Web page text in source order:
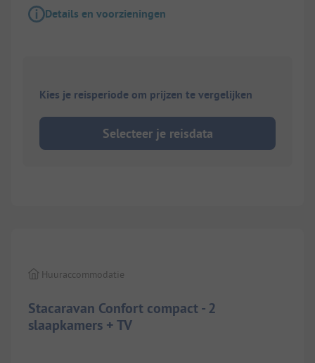
Details en voorzieningen
Kies je reisperiode om prijzen te vergelijken
Selecteer je reisdata
Stacaravan Confort compact - 2
slaapkamers + TV
Huuraccommodatie